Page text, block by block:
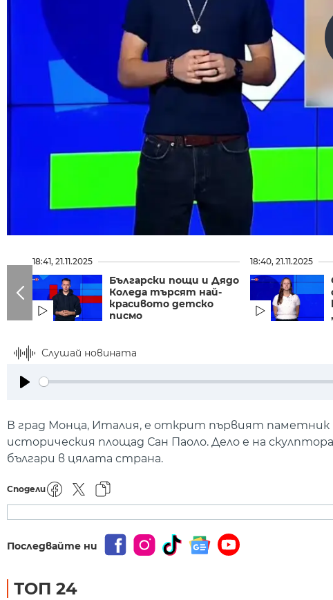
18:41, 21.11.2025
Български пощи и Дядо
Коледа търсят най-
красивото детско
писмо
18:40, 21.11.2025
Слушай новината
В град Монца, Италия, е открит първият паметник
историческия площад Сан Паоло. Дело е на
българи в цялата страна.
Сподели
Последвайте ни
ТОП 24